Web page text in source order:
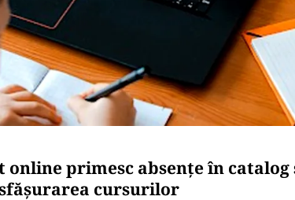
online primesc absențe în
cursurilor